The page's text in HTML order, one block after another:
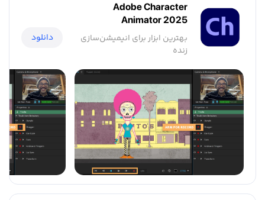
Adobe Character
Animator 2025
بهترین ابزار برای انیمیشن‌سازی
زنده
دانلود